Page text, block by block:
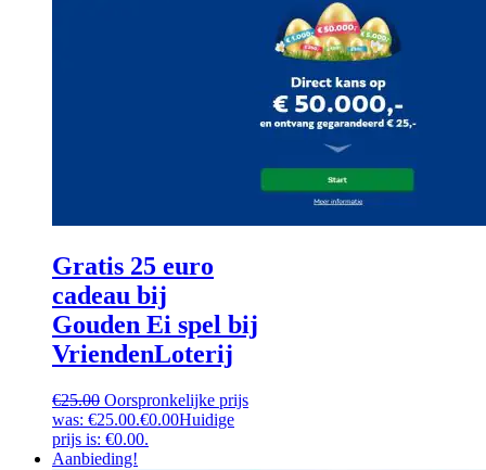
Gratis 25 euro
cadeau bij
Gouden Ei spel bij
VriendenLoterij
€25.00 Oorspronkelijke prijs
was: €25.00.€0.00Huidige
prijs is: €0.00.
Aanbieding!